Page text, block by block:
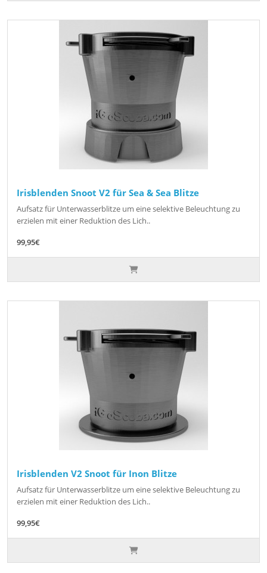
Irisblenden Snoot V2 für Sea & Sea Blitze
Aufsatz für Unterwasserblitze um eine selektive Beleuchtung zu
erzielen mit einer Reduktion des Lich..
99,95€
Irisblenden V2 Snoot für Inon Blitze
Aufsatz für Unterwasserblitze um eine selektive Beleuchtung zu
erzielen mit einer Reduktion des Lich..
99,95€